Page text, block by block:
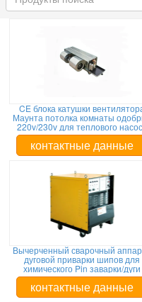
CE блока катушки
Маунта потолка комнаты
220v/230v для теплового
контактные данные
Вычерченный сварочный
дуговой приварки шипов для
химического Pin заварки/дуги
контактные данные